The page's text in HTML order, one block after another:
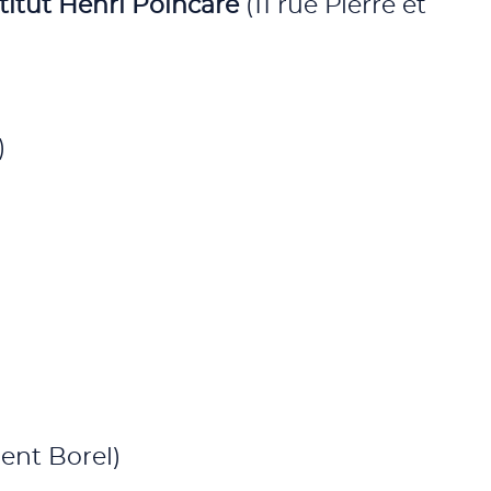
Henri Poincaré(11 rue Pierre et
Borel)